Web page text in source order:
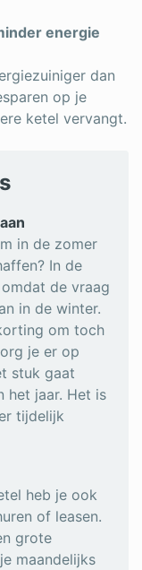
energie
dan
op je
ketel vervangt.
in de zomer
In de
de vraag
in de winter.
om toch
je er op
stuk gaat
het jaar. Het is
tijdelijk
heb je ook
of leasen.
grote
maandelijks